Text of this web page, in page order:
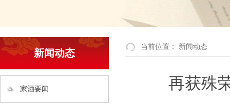
新闻动态
家酒要闻
当前位置： 新闻动态
再获殊